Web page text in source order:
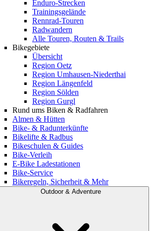
Enduro-Strecken
Trainingsgelände
Rennrad-Touren
Radwandern
Alle Touren, Routen & Trails
Bikegebiete
Übersicht
Region Oetz
Region Umhausen-Niederthai
Region Längenfeld
Region Sölden
Region Gurgl
Rund ums Biken & Radfahren
Almen & Hütten
Bike- & Radunterkünfte
Bikelifte & Radbus
Bikeschulen & Guides
Bike-Verleih
E-Bike Ladestationen
Bike-Service
Bikeregeln, Sicherheit & Mehr
Outdoor & Adventure